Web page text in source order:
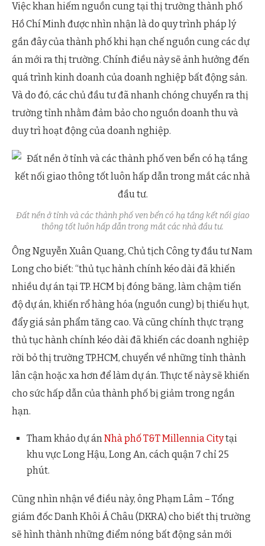
Việc khan hiếm nguồn cung tại thị trường thành phố
Hồ Chí Minh được nhìn nhận là do quy trình pháp lý
gần đây của thành phố khi hạn chế nguồn cung các dự
án mới ra thị trường. Chính điều này sẽ ảnh hưởng đến
quá trình kinh doanh của doanh nghiệp bất động sản.
Và do đó, các chủ đầu tư đã nhanh chóng chuyển ra thị
trường tỉnh nhằm đảm bảo cho nguồn doanh thu và
duy trì hoạt động của doanh nghiệp.
Đất nền ở tỉnh và các thành phố ven bển có hạ tầng kết nối giao
thông tốt luôn hấp dẫn trong mắt các nhà đầu tư.
Ông Nguyễn Xuân Quang, Chủ tịch Công ty đầu tư Nam
Long cho biết: “thủ tục hành chính kéo dài đã khiến
nhiều dự án tại TP. HCM bị đóng băng, làm chậm tiến
độ dự án, khiến rổ hàng hóa (nguồn cung) bị thiếu hụt,
đẩy giá sản phẩm tăng cao. Và cũng chính thực trạng
thủ tục hành chính kéo dài đã khiến các doanh nghiệp
rời bỏ thị trường TP.HCM, chuyển về những tỉnh thành
lân cận hoặc xa hơn để làm dự án. Thực tế này sẽ khiến
cho sức hấp dẫn của thành phố bị giảm trong ngắn
hạn.
Tham khảo dự ánNhà phố T&T Millennia Citytại
khu vực Long Hậu, Long An, cách quận 7 chỉ 25
phút.
Cũng nhìn nhận về điều này, ông Phạm Lâm – Tổng
giám đốc Danh Khôi Á Châu (DKRA) cho biết thị trường
sẽ hình thành những điểm nóng bất động sản mới